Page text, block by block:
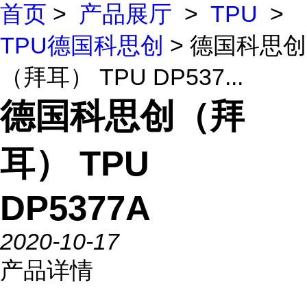
首页 > 产品展厅 > TPU >
TPU德国科思创 > 德国科思创
（拜耳） TPU DP537...
德国科思创（拜
耳） TPU
DP5377A
2020-10-17
产品详情